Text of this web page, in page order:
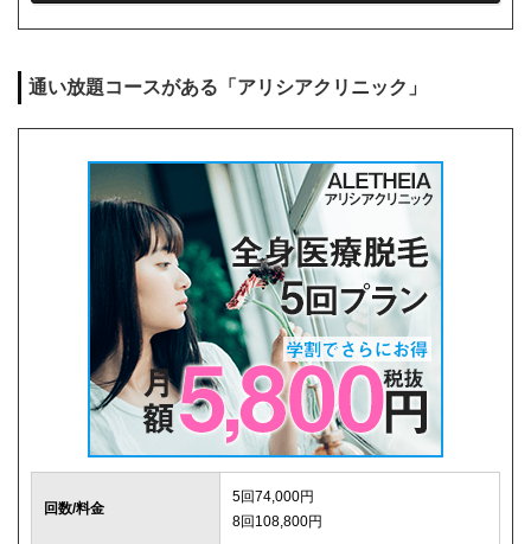
キャンセル料 前日まで無料
通い放題コースがある「アリシアクリニック」
回数/料金
5回74,000円
8回108,800円